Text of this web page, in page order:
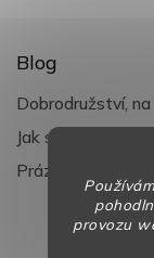
provozu
Blog
Dobrodružství,
Jak si užít léto s
Prázdniny klepou